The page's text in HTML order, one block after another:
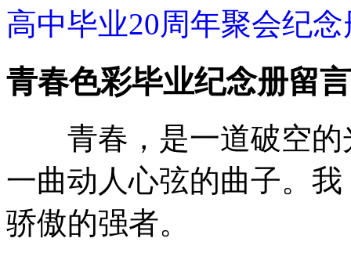
高中毕业20周年聚会纪
青春色彩毕业纪念册留言
青春，是一道破空的
一曲动人心弦的曲子。
骄傲的强者。